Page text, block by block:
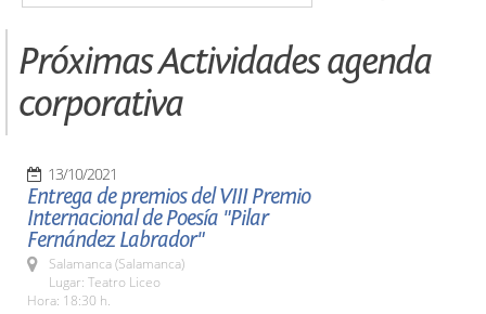
Próximas Actividades agenda
corporativa
13/10/2021
Entrega de premios del VIII Premio
Internacional de Poesía "Pilar
Fernández Labrador"
Salamanca (Salamanca)
Lugar: Teatro Liceo
Hora: 18:30 h.